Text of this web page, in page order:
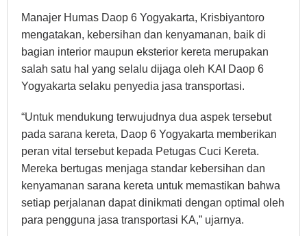
Manajer Humas Daop 6 Yogyakarta, Krisbiyantoro
mengatakan, kebersihan dan kenyamanan, baik di
bagian interior maupun eksterior kereta merupakan
salah satu hal yang selalu dijaga oleh KAI Daop 6
Yogyakarta selaku penyedia jasa transportasi.
“Untuk mendukung terwujudnya dua aspek tersebut
pada sarana kereta, Daop 6 Yogyakarta memberikan
peran vital tersebut kepada Petugas Cuci Kereta.
Mereka bertugas menjaga standar kebersihan dan
kenyamanan sarana kereta untuk memastikan bahwa
setiap perjalanan dapat dinikmati dengan optimal oleh
para pengguna jasa transportasi KA,” ujarnya.